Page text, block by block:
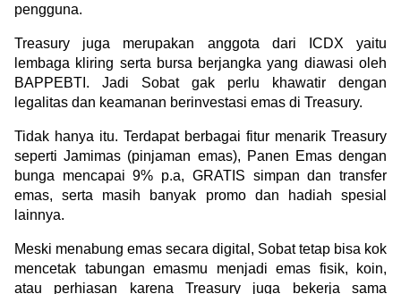
pengguna.
Treasury juga merupakan anggota dari ICDX yaitu
lembaga kliring serta bursa berjangka yang diawasi oleh
BAPPEBTI. Jadi Sobat gak perlu khawatir dengan
legalitas dan keamanan berinvestasi emas di Treasury.
Tidak hanya itu. Terdapat berbagai fitur menarik Treasury
seperti Jamimas (pinjaman emas), Panen Emas dengan
bunga mencapai 9% p.a, GRATIS simpan dan transfer
emas, serta masih banyak promo dan hadiah spesial
lainnya.
Meski menabung emas secara digital, Sobat tetap bisa kok
mencetak tabungan emasmu menjadi emas fisik, koin,
atau perhiasan karena Treasury juga bekerja sama